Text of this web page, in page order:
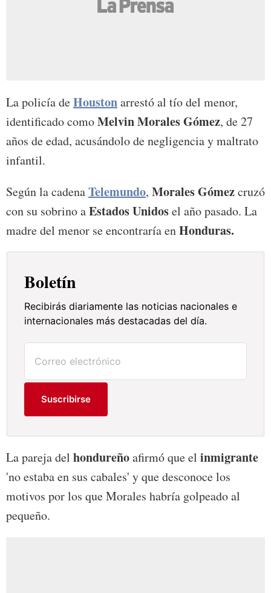
La policía deHoustonarrestó al tío del menor,
identificado comoMelvin Morales Gómez, de 27
años de edad, acusándolo de negligencia y maltrato
infantil.
Según la cadenaTelemundo, Morales Gómezcruzó
con su sobrino aEstados Unidosel año pasado. La
madre del menor se encontraría enHonduras.
Boletín
Recibirás diariamente las noticias nacionales e
internacionales más destacadas del día.
Suscribirse
La pareja del hondureñoafirmó que el inmigrante
'no estaba en sus cabales' y que desconoce los
motivos por los que Morales habría golpeado al
pequeño.